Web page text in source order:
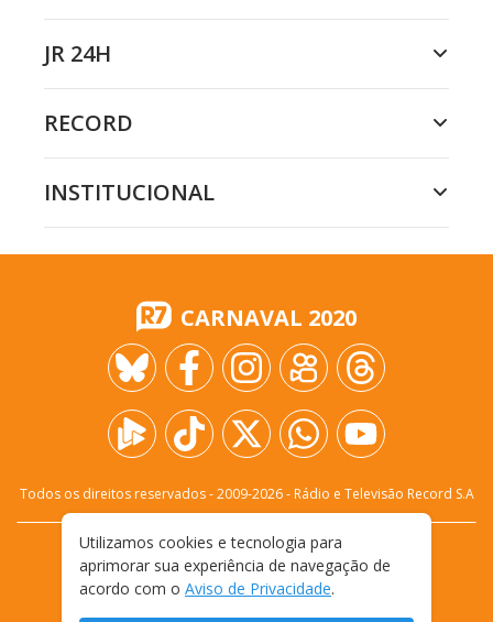
JR 24H
RECORD
INSTITUCIONAL
CARNAVAL 2020
Todos os direitos reservados - 2009-2026- Rádio e Televisão Record S.A
FALE CONOSCO
PRIVACIDADE
TERMOS E CONDIÇÕES DE USO
Utilizamos cookies e tecnologia para
aprimorar sua experiência de navegação de
acordo com o Aviso de Privacidade.